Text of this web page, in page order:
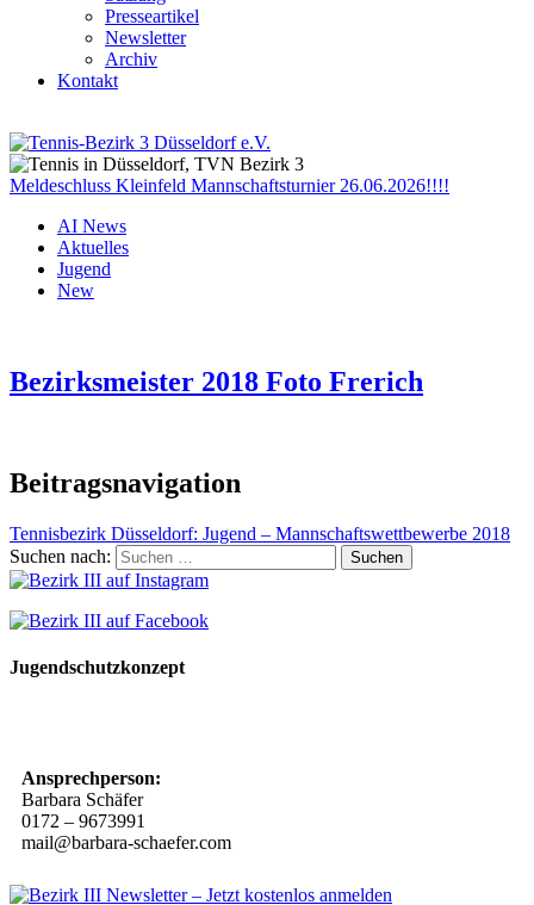
Presseartikel
Newsletter
Archiv
Kontakt
Meldeschluss Kleinfeld Mannschaftsturnier 26.06.2026!!!!
AI News
Aktuelles
Jugend
New
Bezirksmeister 2018 Foto Frerich
Beitragsnavigation
Tennisbezirk Düsseldorf: Jugend – Mannschaftswettbewerbe 2018
Suchen nach:
Jugendschutzkonzept
Ansprechperson:
Barbara Schäfer
0172 – 9673991
mail@barbara-schaefer.com